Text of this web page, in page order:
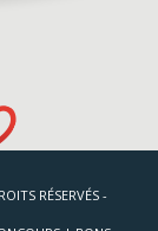
RÉSERVÉS -